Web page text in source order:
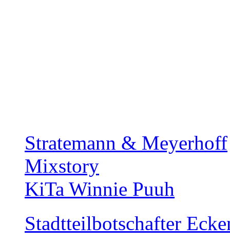
Stratemann & Meyerhoff
Mixstory
KiTa Winnie Puuh
Stadtteilbotschafter